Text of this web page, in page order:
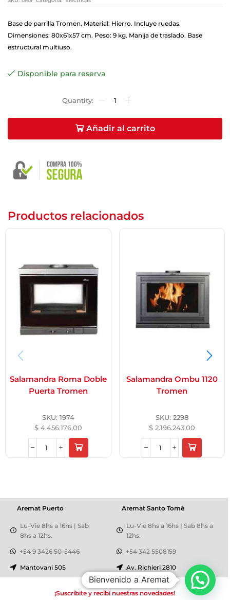
Base de parrilla Tromen. Material: Hierro. Incluye ruedas.
Dimensiones: 80x61x57 cm. Peso: 9 kg. Manija de traslado. Base
estructural multiuso.
Disponible para reserva
Añadir al carrito
Productos relacionados
Salamandra Roma Doble
Puerta Tromen
SKU: 1974
$4.456.176,00
Salamandra Ombu 1120
Tromen
SKU: 2298
$2.196.243,00
Aremat Santo Tomé
Lu-Vie 8hs a 16hs | Sab 8hs a
12hs.
+54 342 5508159
Av. Richieri 2810
Aremat Puerto
Lu-Vie 8hs a 16hs | Sab
8hs a 12hs.
+54 9 3426 50-5446
Mantovani 505
¡Suscribite y recibí nuestras novedades!
Bienvenido a Aremat